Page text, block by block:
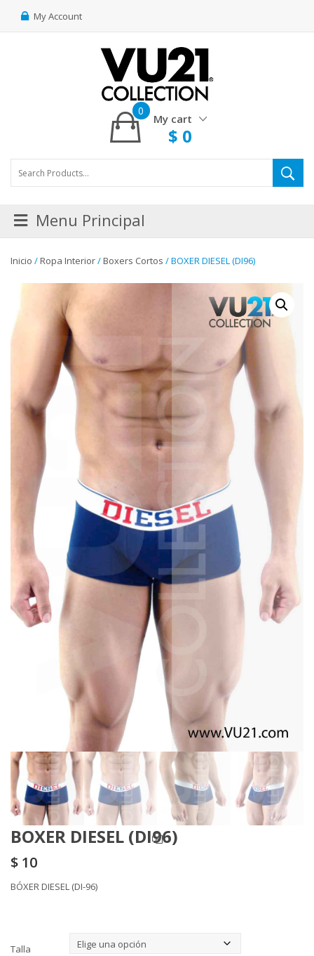
My Account
My cart
0
$ 0
Menu Principal
Inicio /Ropa Interior/Boxers Cortos / BOXER DIESEL (DI96)
BOXER DIESEL (DI96)
$ 10
BÓXER DIESEL (DI-96)
Talla